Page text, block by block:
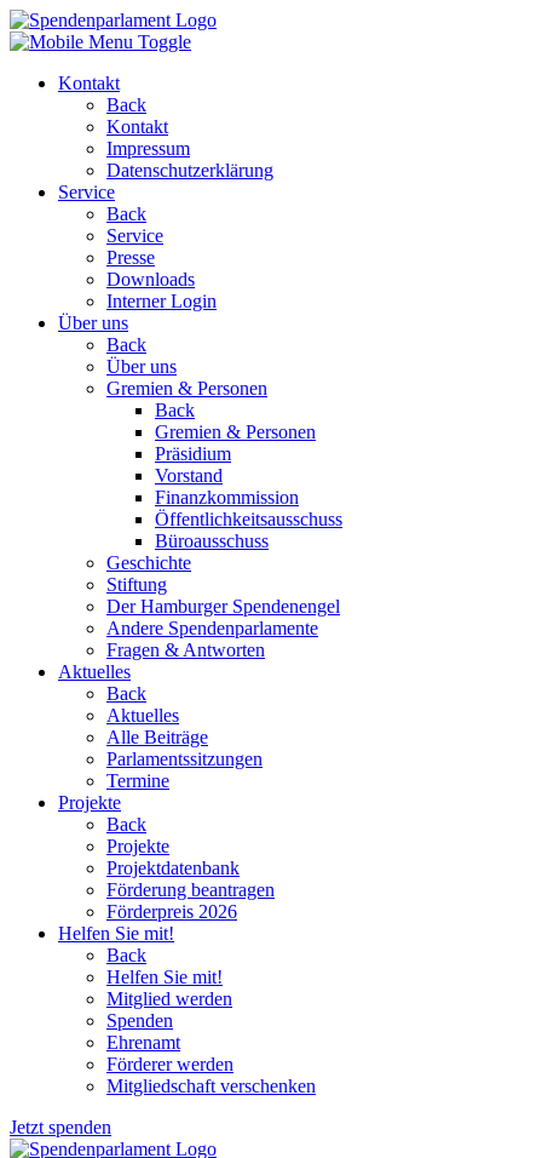
Kontakt
Back
Kontakt
Impressum
Datenschutzerklärung
Service
Back
Service
Presse
Downloads
Interner Login
Über uns
Back
Über uns
Gremien & Personen
Back
Gremien & Personen
Präsidium
Vorstand
Finanzkommission
Öffentlichkeitsausschuss
Büroausschuss
Geschichte
Stiftung
Der Hamburger Spendenengel
Andere Spendenparlamente
Fragen & Antworten
Aktuelles
Back
Aktuelles
Alle Beiträge
Parlamentssitzungen
Termine
Projekte
Back
Projekte
Projektdatenbank
Förderung beantragen
Förderpreis 2026
Helfen Sie mit!
Back
Helfen Sie mit!
Mitglied werden
Spenden
Ehrenamt
Förderer werden
Mitgliedschaft verschenken
Jetzt spenden